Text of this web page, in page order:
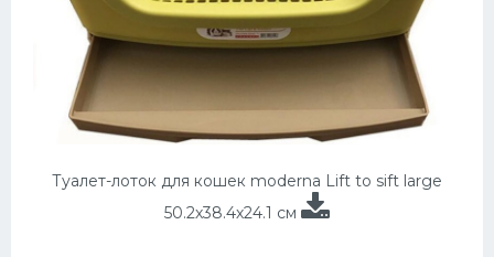
Туалет-лоток для кошек moderna Lift to sift large
50.2х38.4х24.1 см